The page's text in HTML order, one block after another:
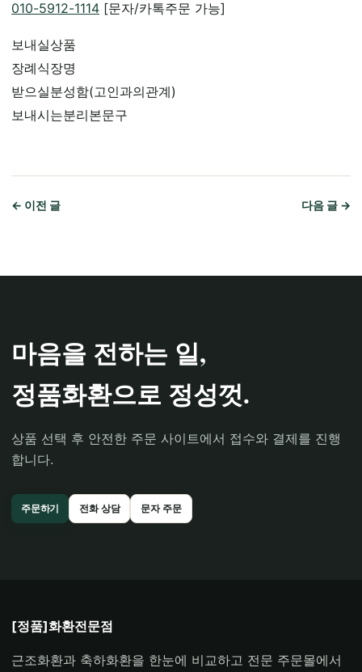
010-5912-1114 [문자/카톡주문 가능]
보내실상품
장례식장명
받으실분성함(고인과의관계)
보내시는분리본문구
← 이전 글 다음 글 →
마음을 전하는 일,
정품화환으로 정성껏.
상품 선택 후 안전한 주문 사이트에서 접수와 결제를 진행
합니다.
주문하기 전화 상담 문자 주문
[정품]화환전문점
근조화환과 축하화환을 한눈에 비교하고 전문 주문몰에서